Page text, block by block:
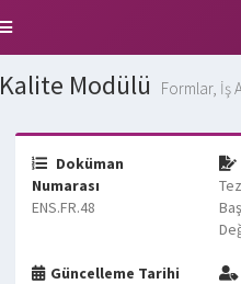
Toggle
Kalite Modülü Formlar, İş
Doküman
Numarası
ENS.FR.48
Güncelleme Tarihi